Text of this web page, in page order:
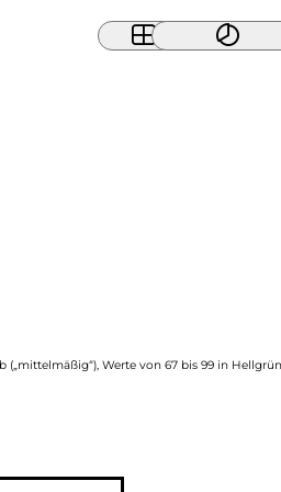
Werte von 67 bis 99 in